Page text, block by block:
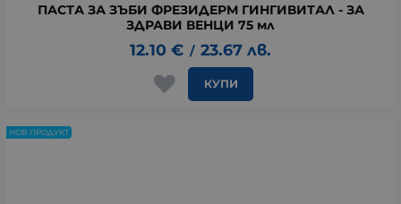
ПАСТА ЗА ЗЪБИ ФРЕЗИДЕРМ ГИНГИВИТАЛ - ЗА
ЗДРАВИ ВЕНЦИ 75 мл
12.10 € / 23.67 лв.
КУПИ
НОВ ПРОДУКТ